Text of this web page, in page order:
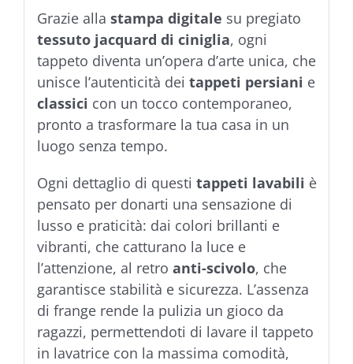
Grazie alla stampa digitale su pregiato
tessuto jacquard di ciniglia, ogni
tappeto diventa un’opera d’arte unica, che
unisce l’autenticità dei tappeti persiani e
classici con un tocco contemporaneo,
pronto a trasformare la tua casa in un
luogo senza tempo.
Ogni dettaglio di questi tappeti lavabili è
pensato per donarti una sensazione di
lusso e praticità: dai colori brillanti e
vibranti, che catturano la luce e
l’attenzione, al retro anti-scivolo, che
garantisce stabilità e sicurezza. L’assenza
di frange rende la pulizia un gioco da
ragazzi, permettendoti di lavare il tappeto
in lavatrice con la massima comodità,